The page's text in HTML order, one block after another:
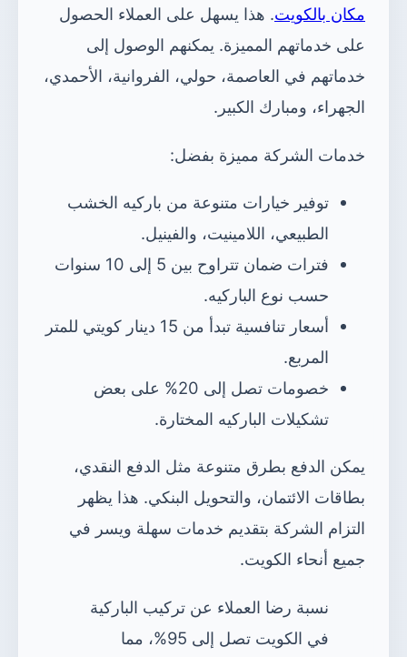
مكان بالكويت. هذا يسهل على العملاء الحصول
على خدماتهم المميزة. يمكنهم الوصول إلى
خدماتهم في العاصمة، حولي، الفروانية، الأحمدي،
الجهراء، ومبارك الكبير.
خدمات الشركة مميزة بفضل:
توفير خيارات متنوعة من باركيه الخشب
الطبيعي، اللامينيت، والفينيل.
فترات ضمان تتراوح بين 5 إلى 10 سنوات
حسب نوع الباركيه.
أسعار تنافسية تبدأ من 15 دينار كويتي للمتر
المربع.
خصومات تصل إلى 20% على بعض
تشكيلات الباركيه المختارة.
يمكن الدفع بطرق متنوعة مثل الدفع النقدي،
بطاقات الائتمان، والتحويل البنكي. هذا يظهر
التزام الشركة بتقديم خدمات سهلة ويسر في
جميع أنحاء الكويت.
نسبة رضا العملاء عن تركيب الباركية
في الكويت تصل إلى 95%، مما